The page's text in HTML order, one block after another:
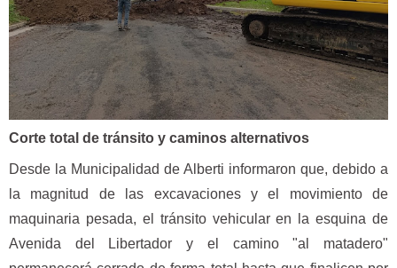
Corte total de tránsito y caminos alternativos
Desde la Municipalidad de Alberti informaron que, debido a
la magnitud de las excavaciones y el movimiento de
maquinaria pesada, el tránsito vehicular en la esquina de
Avenida del Libertador y el camino "al matadero"